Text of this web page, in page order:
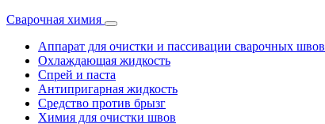
Сварочная химия
Аппарат для очистки и пассивации сварочных швов
Охлаждающая жидкость
Спрей и паста
Антипригарная жидкость
Средство против брызг
Химия для очистки швов